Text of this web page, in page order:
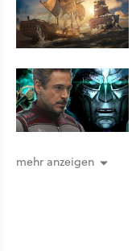
mehr anzeigen